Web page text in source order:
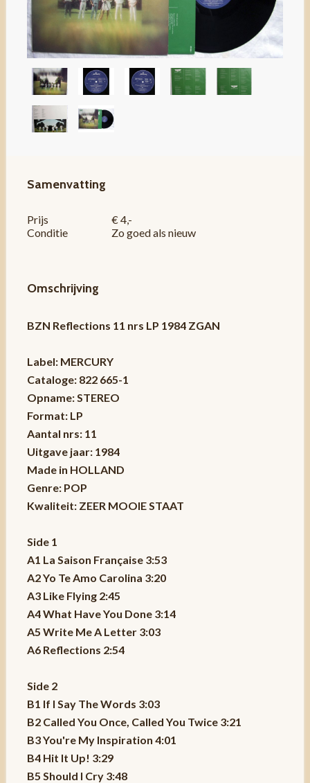
Samenvatting
Prijs
€ 4,-
Conditie
Zo goed als nieuw
Omschrijving
BZN Reflections 11 nrs LP 1984 ZGAN
Label: MERCURY
Cataloge: 822 665-1
Opname: STEREO
Format: LP
Aantal nrs: 11
Uitgave jaar: 1984
Made in HOLLAND
Genre: POP
Kwaliteit: ZEER MOOIE STAAT
Side 1
A1 La Saison Française 3:53
A2 Yo Te Amo Carolina 3:20
A3 Like Flying 2:45
A4 What Have You Done 3:14
A5 Write Me A Letter 3:03
A6 Reflections 2:54
Side 2
B1 If I Say The Words 3:03
B2 Called You Once, Called You Twice 3:21
B3 You're My Inspiration 4:01
B4 Hit It Up! 3:29
B5 Should I Cry 3:48